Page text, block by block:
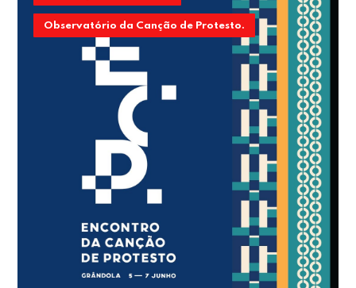
Observatório da Canção de Protesto.